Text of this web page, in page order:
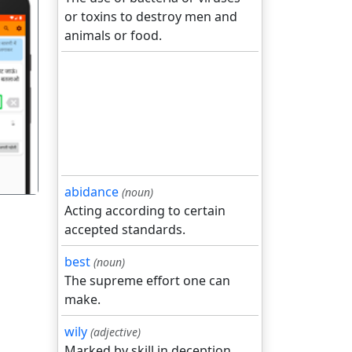
or toxins to destroy men and
animals or food.
abidance (noun)
Acting according to certain
accepted standards.
best (noun)
The supreme effort one can
make.
wily (adjective)